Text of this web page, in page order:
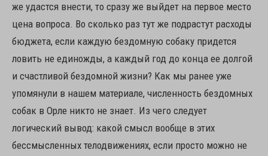
же удастся внести, то сразу же выйдет на первое место
цена вопроса. Во сколько раз тут же подрастут расходы
бюджета, если каждую бездомную собаку придется
ловить не единожды, а каждый год до конца ее долгой
и счастливой бездомной жизни? Как мы ранее уже
упомянули в нашем материале, численность бездомных
собак в Орле никто не знает. Из чего следует
логический вывод: какой смысл вообще в этих
бессмысленных телодвижениях, если просто можно не